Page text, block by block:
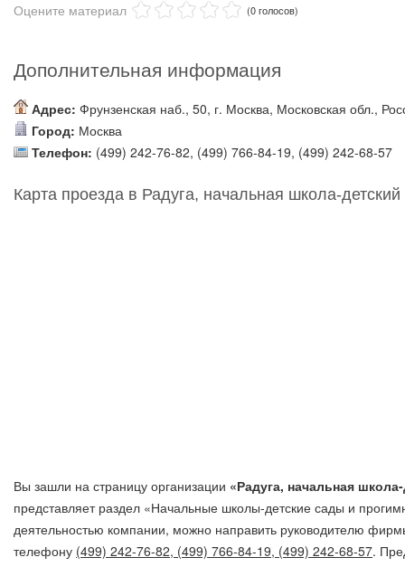
Оцените материал (0 голосов)
Дополнительная информация
Адрес: Фрунзенская наб., 50, г. Москва, Московская обл.,
Город: Москва
Телефон: (499) 242-76-82, (499) 766-84-19, (499) 242-68-57
Карта проезда в Радуга, начальная школа-
Вы зашли на страницу организации «Радуга, начальная
представляет раздел «Начальные школы-детские сады и
деятельностью компании, можно направить руководителю
телефону (499) 242-76-82, (499) 766-84-19, (499) 242-68-57.